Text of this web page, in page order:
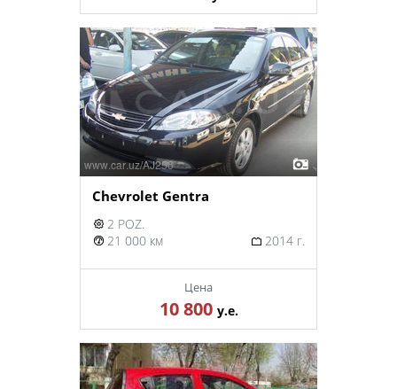
Chevrolet Gentra
2 POZ.
21 000 км
2014 г.
Цена
10 800 у.е.